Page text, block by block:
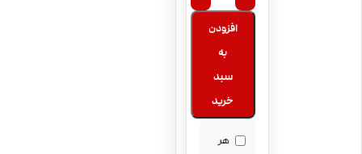
افزودن
به
سبد
خرید
هر